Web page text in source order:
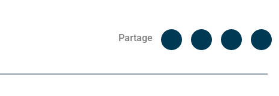
Partage
Facebook